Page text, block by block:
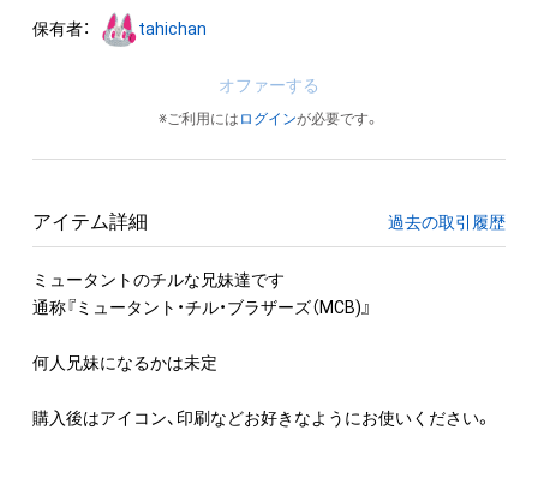
保有者： tahichan
オファーする
※ご利用には ログインが必要です。
アイテム詳細 過去の取引履歴
ミュータントのチルな兄妹達です
通称『ミュータント・チル・ブラザーズ（MCB)』
何人兄妹になるかは未定
購入後はアイコン、印刷などお好きなようにお使いください。